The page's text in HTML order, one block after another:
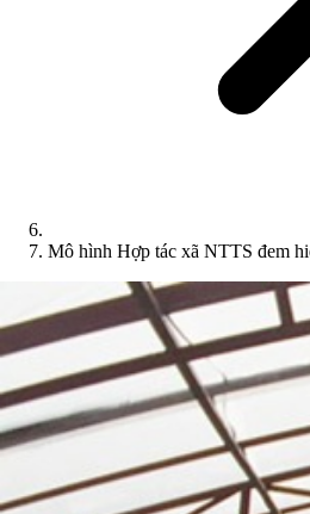
Mô hình Hợp tác xã NTTS đem